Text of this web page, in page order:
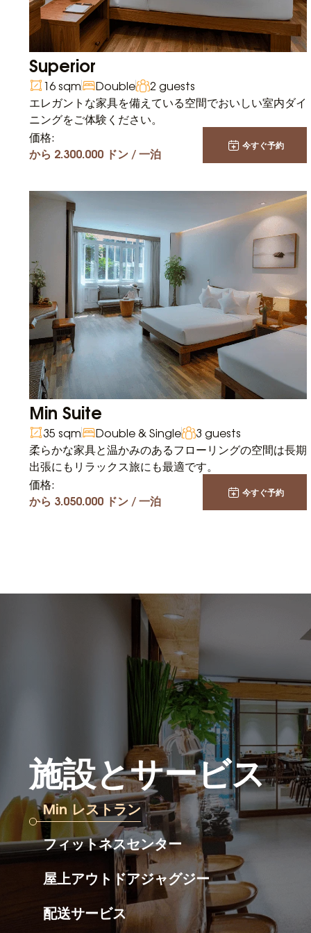
Superior
16 sqm Double
2 guests
エレガントな家具を備えている空間でおいしい室内ダイ
ニングをご体験ください。
価格:
から 2.300.000 ドン / 一泊 今すぐ予約
Min Suite
35 sqm Double & Single
3 guests
柔らかな家具と温かみのあるフローリングの空間は長期
出張にもリラックス旅にも最適です。
価格:
から 3.050.000 ドン / 一泊 今すぐ予約
施設とサービス
Min レストラン
フィットネスセンター
屋上アウトドアジャグジー
配送サービス